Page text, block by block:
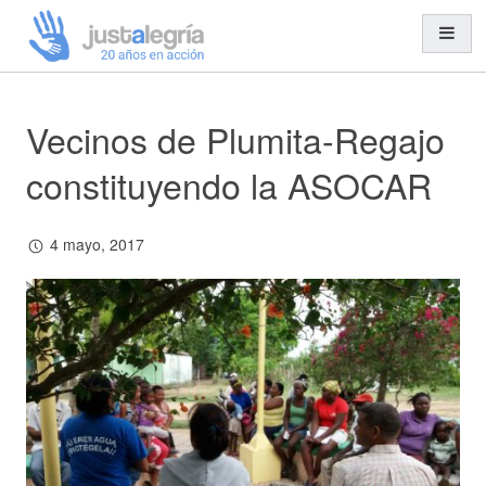
Misión y Visión
Transparencia
Entidades Solidarias
Trabajo en Red
Cooperación al Desarrollo
Ayuda Humanitaria
Acción Social
Educación para el Desarrollo
Vecinos de Plumita-Regajo
constituyendo la ASOCAR
4 mayo, 2017